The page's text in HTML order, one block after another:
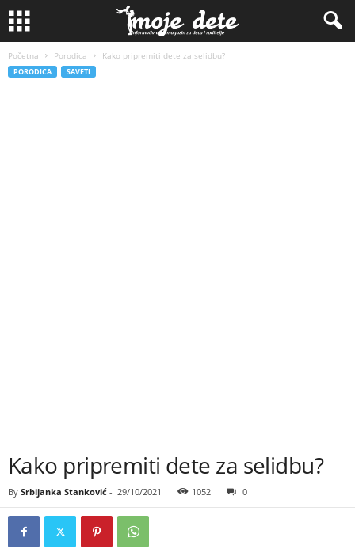
Početna Porodica Kako pripremiti dete za selidbu?
PORODICA SAVETI
Kako pripremiti dete za selidbu?
By Srbijanka Stanković - 29/10/2021 1052 0